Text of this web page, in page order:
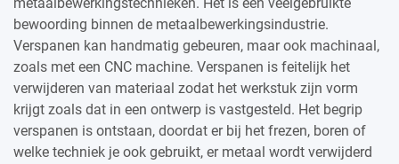
bewoording binnen de metaalbewerkingsindustrie.
Verspanen kan handmatig gebeuren, maar ook machinaal,
zoals met een CNC machine. Verspanen is feitelijk het
verwijderen van materiaal zodat het werkstuk zijn vorm
krijgt zoals dat in een ontwerp is vastgesteld. Het begrip
verspanen is ontstaan, doordat er bij het frezen, boren of
welke techniek je ook gebruikt, er metaal wordt verwijderd